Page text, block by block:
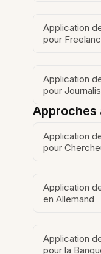
Application
pour
Application
pour
Approches
Application
pour
Application
en Allemand
Application
pour la